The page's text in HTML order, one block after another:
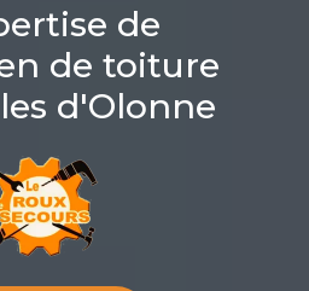
de
de toiture
d'Olonne